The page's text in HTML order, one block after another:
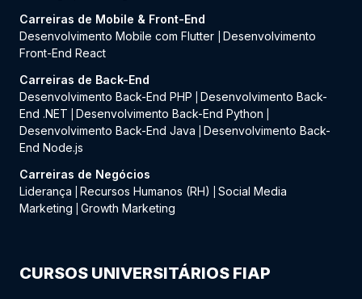
Carreiras de Mobile & Front-End
Desenvolvimento Mobile com Flutter
Desenvolvimento
Front-End React
Carreiras de Back-End
Desenvolvimento Back-End PHP
Desenvolvimento Back-
End .NET
Desenvolvimento Back-End Python
Desenvolvimento Back-End Java
Desenvolvimento Back-
End Node.js
Carreiras de Negócios
Liderança
Recursos Humanos (RH)
Social Media
Marketing
Growth Marketing
CURSOS UNIVERSITÁRIOS FIAP